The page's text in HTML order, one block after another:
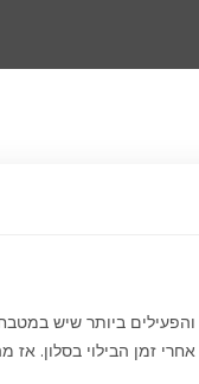
ביותר שיש
זמן הבילוי בסלון.